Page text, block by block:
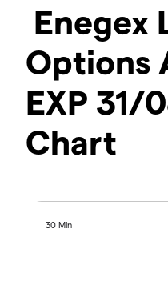
Enegex
Options
EXP 31/
Chart
30 Min